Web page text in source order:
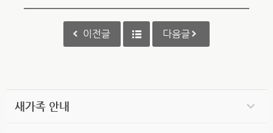
이전글 다음글
새가족 안내